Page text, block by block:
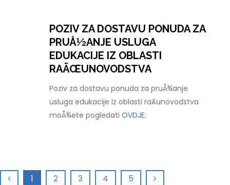
POZIV ZA DOSTAVU PONUDA ZA
PRUÅ½ANJE USLUGA
EDUKACIJE IZ OBLASTI
RAÄŒUNOVODSTVA
Poziv za dostavu ponuda za pruÅ¾anje
usluga edukacije iz oblasti raÄunovodstva
moÅ¾ete pogledatiOVDJE.
1 2 3 4 5